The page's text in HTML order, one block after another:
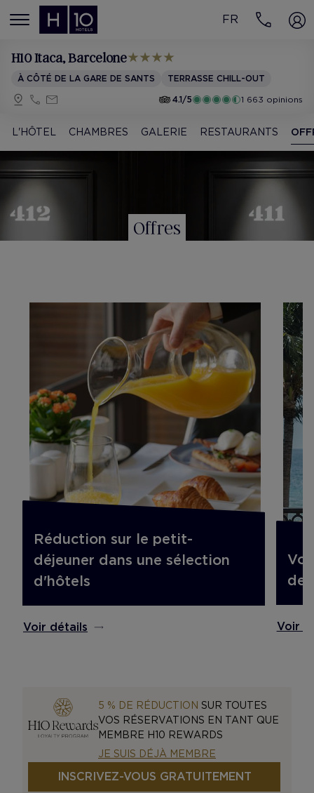
MENÚ
FR
H10 Itaca, Barcelone
À CÔTÉ DE LA GARE DE SANTS
TERRASSE CHILL-OUT
4.1/5
1 663 opinions
L'HÔTEL CHAMBRES GALERIE RESTAURANTS
Offres
Réduction sur le petit-
déjeuner dans une sélection
d'hôtels
Voir détails
Vol
de
Voir
5 % DE RÉDUCTION SUR TOUTES
VOS RÉSERVATIONS EN TANT QUE
MEMBRE H10 REWARDS
JE SUIS DÉJÀ MEMBRE
INSCRIVEZ-VOUS GRATUITEMENT